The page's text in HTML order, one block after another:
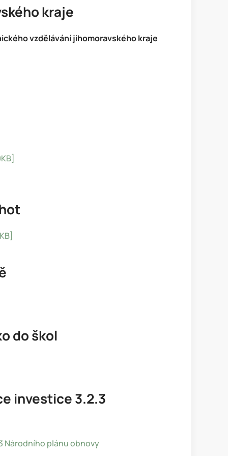
kraje
vzdělávání jihomoravského kraje
do škol
investice 3.2.3
Národního plánu obnovy